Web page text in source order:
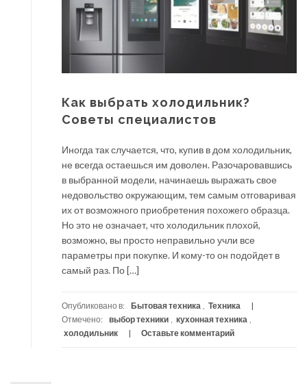
Как выбрать холодильник?
Советы специалистов
Иногда так случается, что, купив в дом холодильник,
не всегда остаешься им доволен. Разочаровавшись
в выбранной модели, начинаешь выражать свое
недовольство окружающим, тем самым отговаривая
их от возможного приобретения похожего образца.
Но это не означает, что холодильник плохой,
возможно, вы просто неправильно учли все
параметры при покупке. И кому-то он подойдет в
самый раз. По […]
Опубликовано в: Бытовая техника
Техника
Отмечено:
выбор техники кухонная техника
холодильник
Оставьте комментарий